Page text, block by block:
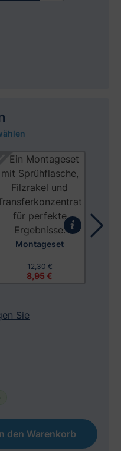
Montageset
8,95 €
12,30 €
Sie
den
den Warenkorb